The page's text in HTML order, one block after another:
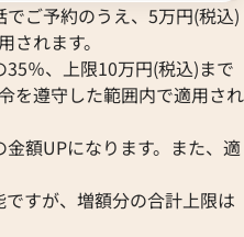
ご予約のうえ、5万円(税込)
れます。
％、上限10万円(税込)まで
を遵守した範囲内で適用され
額UPになります。また、適
すが、増額分の合計上限は